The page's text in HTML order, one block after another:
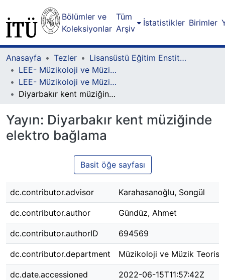
Bölümler ve
Koleksiyonlar
Tüm
Arşiv
İstatistikler Birimler
Anasayfa Tezler
Lisansüstü Eğitim Enstitüsü
LEE- Müzikoloji ve Müzik Teorisi Lisansüstü Programı
LEE- Müzikoloji ve Müzik Teorisi-Doktora
Diyarbakır kent müziğinde elektro bağlama
Yayın: Diyarbakır kent müziğinde
elektro bağlama
Basit öğe sayfası
dc.contributor.advisor Karahasanoğlu, Songül
dc.contributor.author Gündüz, Ahmet
dc.contributor.authorID 694569
dc.contributor.department Müzikoloji ve Müzik Teorisi
dc.date.accessioned 2022-06-15T11:57:42Z